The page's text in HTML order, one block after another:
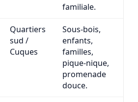
familiale.
Quartiers
sud /
Cuques
Sous-bois,
enfants,
familles,
pique-nique,
promenade
douce.